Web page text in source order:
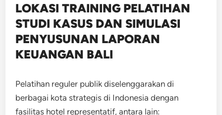
LOKASI TRAINING PELATIHAN
STUDI KASUS DAN SIMULASI
PENYUSUNAN LAPORAN
KEUANGAN BALI
Pelatihan reguler publik diselenggarakan di
berbagai kota strategis di Indonesia dengan
fasilitas hotel representatif, antara lain: